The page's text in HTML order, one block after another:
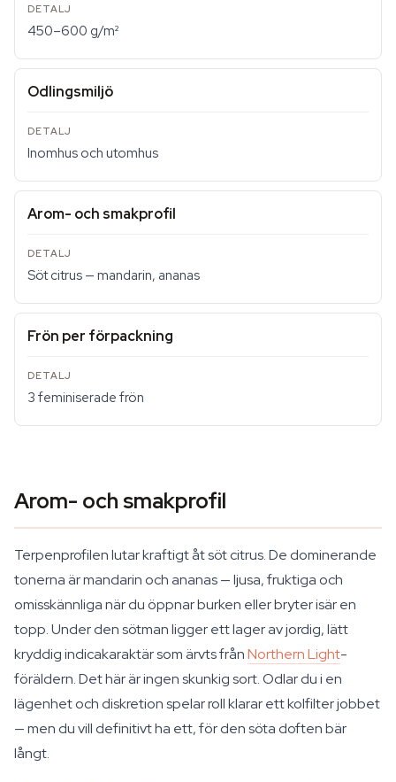
450–600 g/m²
Odlingsmiljö
Inomhus och utomhus
Arom- och smakprofil
Söt citrus — mandarin, ananas
Frön per förpackning
3 feminiserade frön
Arom- och smakprofil
Terpenprofilen lutar kraftigt åt söt citrus. De dominerande
tonerna är mandarin och ananas — ljusa, fruktiga och
omisskännliga när du öppnar burken eller bryter isär en
topp. Under den sötman ligger ett lager av jordig, lätt
kryddig indicakaraktär som ärvts frånNorthern Light-
föräldern. Det här är ingen skunkig sort. Odlar du i en
lägenhet och diskretion spelar roll klarar ett kolfilter jobbet
— men du vill definitivt ha ett, för den söta doften bär
långt.